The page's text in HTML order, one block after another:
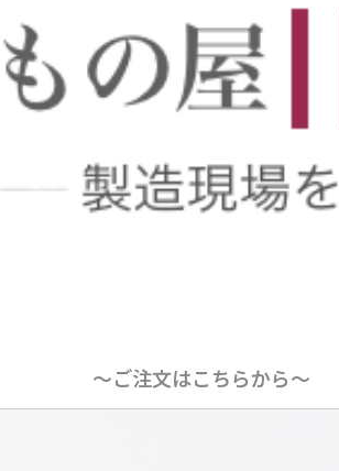
〜ご注文はこちらから〜